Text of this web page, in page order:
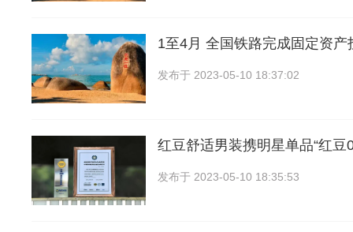
1至4月 全国铁路完成固定资产
发布于 2023-05-10 18:37:02
红豆舒适男装携明星单品“红豆
发布于 2023-05-10 18:35:53